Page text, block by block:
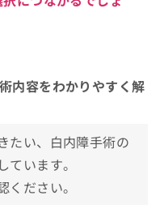
内容をわかりやすく解
たい、白内障手術の
います。
ださい。